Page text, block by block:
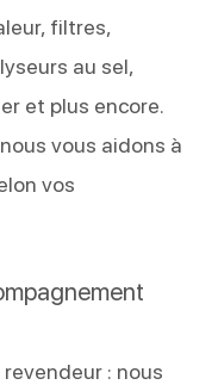
filtres,
au sel,
et plus encore.
vous aidons à
vos
revendeur : nous